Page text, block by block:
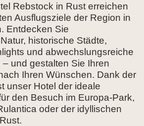
Rebstock in Rust erreichen
Ausflugsziele der Region in
Entdecken Sie
historische Städte,
und abwechslungsreiche
und gestalten Sie Ihren
Ihren Wünschen. Dank der
unser Hotel der ideale
den Besuch im Europa-Park,
oder der idyllischen